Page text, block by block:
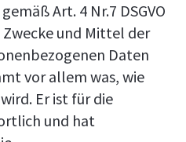
Art. 4 Nr.7 DSGVO
und Mittel der
Daten
vor allem was, wie
Er ist für die
und hat